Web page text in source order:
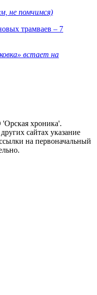
не помчимся)
трамваев – 7
встает на
хроника'.
сайтах указание
на первоначальный